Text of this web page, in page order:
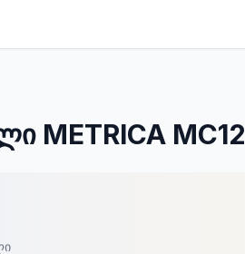
METRICA MC12